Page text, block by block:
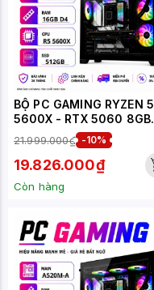
BỘ PC GAMING RYZEN 5
5600X - RTX 5060 8GB
(XUEPC207-G)
21.999.000₫ -10%
19.826.000₫
Còn hàng